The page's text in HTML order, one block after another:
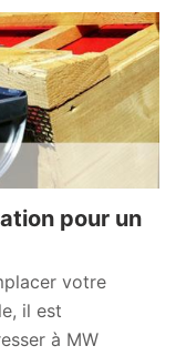
pour un
votre
il est
à MW